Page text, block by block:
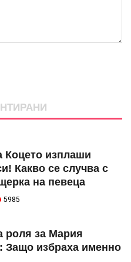
Коцето изплаши
Какво се случва с
на певеца
5985
роля за Мария
Защо избраха именно